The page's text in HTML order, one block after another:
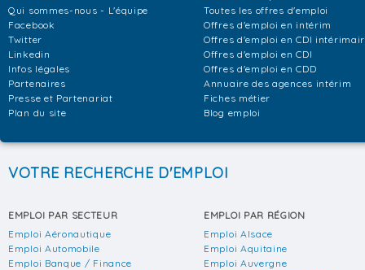
Qui sommes-nous - L'équipe
Facebook
Twitter
Linkedin
Infos légales
Partenaires
Presse et Partenariat
Plan du site
Toutes les offres d'emploi
Offres d'emploi en intérim
Offres d'emploi en CDI
Offres d'emploi en CDI
Offres d'emploi en CDD
Annuaire des agences intérim
Fiches métier
Blog emploi
VOTRE RECHERCHE D'EMPLOI
EMPLOI PAR SECTEUR
Emploi Aéronautique
Emploi Automobile
Emploi Banque / Finance
EMPLOI PAR RÉGION
Emploi Alsace
Emploi Aquitaine
Emploi Auvergne